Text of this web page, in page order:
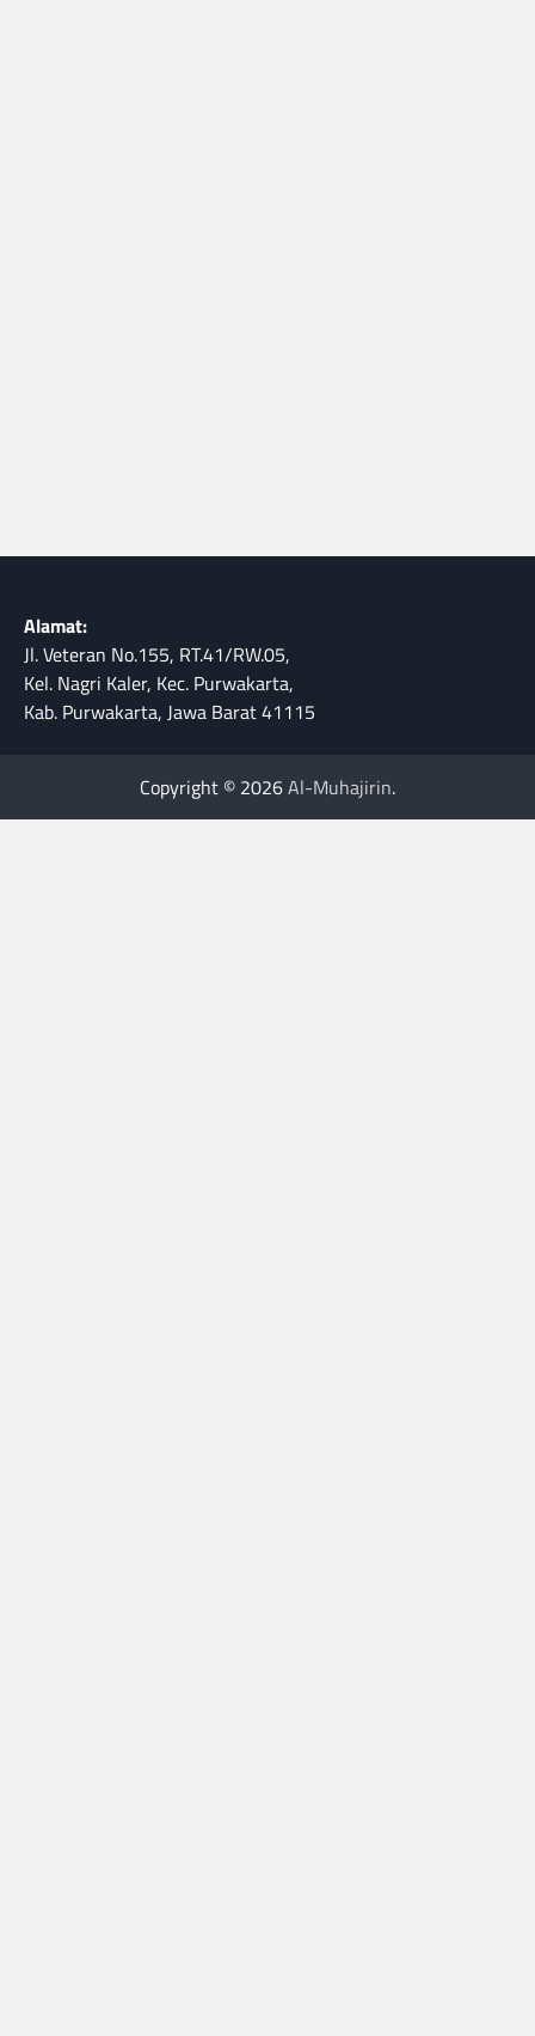
Alamat:
Jl. Veteran No.155, RT.41/RW.05,
Kel. Nagri Kaler, Kec. Purwakarta,
Kab. Purwakarta, Jawa Barat 41115
Copyright © 2026Al-Muhajirin.